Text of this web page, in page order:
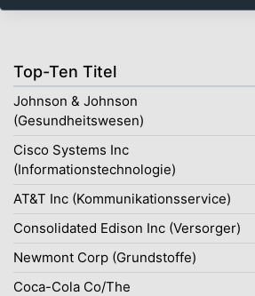
Top-Ten Titel
Johnson & Johnson
(Gesundheitswesen)
Cisco Systems Inc
(Informationstechnologie)
AT&T Inc (Kommunikationsservice)
Consolidated Edison Inc (Versorger)
Newmont Corp (Grundstoffe)
Coca-Cola Co/The